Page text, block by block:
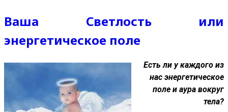
Ваша Светлость или
энергетическое поле
Есть ли у каждого из
нас энергетическое
поле и аура вокруг
тела?